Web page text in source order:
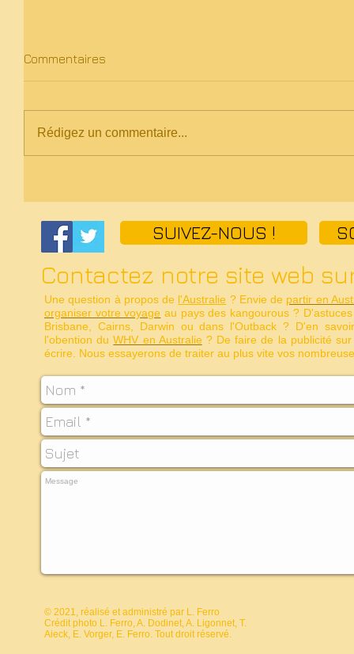
Commentaires
Rédigez un commentaire...
© 2021, réalisé et administré par L. Ferro
Crédit photo L. Ferro, A. Dodinet, A. Ligonnet, T.
Aieck, E. Vorger, E. Ferro. Tout droit réservé.
Une question à propos de l'Australie ? Envie de partir en
organiser votre voyage au pays des kangourous ?
Brisbane, Cairns, Darwin ou dans l'Outback ? D'en
l'obention duWHV en Australie ? De faire de la publicité
écrire. Nous essayerons de traiter au plus vite vos
Contactez notre site web
SUIVEZ-NOUS !